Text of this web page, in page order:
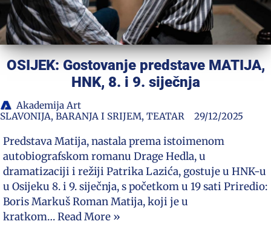
OSIJEK: Gostovanje predstave MATIJA,
HNK, 8. i 9. siječnja
Akademija Art
SLAVONIJA, BARANJA I SRIJEM, TEATAR 29/12/2025
Predstava Matija, nastala prema istoimenom
autobiografskom romanu Drage Hedla, u
dramatizaciji i režiji Patrika Lazića, gostuje u HNK-u
u Osijeku 8. i 9. siječnja, s početkom u 19 sati Priredio:
Boris Markuš Roman Matija, koji je u
kratkom…Read More »